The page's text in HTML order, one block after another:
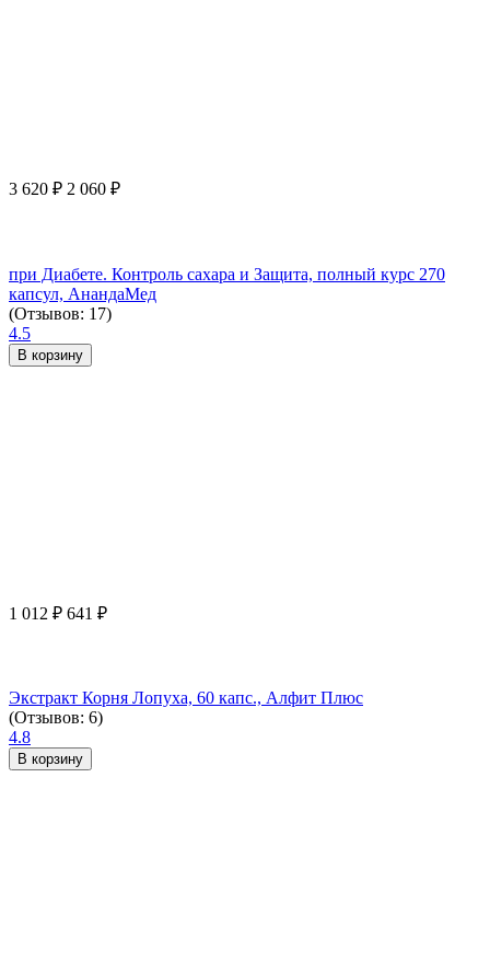
3 620 ₽ 2 060 ₽
при Диабете. Контроль сахара и Защита, полный курс 270
капсул, АнандаМед
(Отзывов: 17)
4.5
В корзину
1 012 ₽ 641 ₽
Экстракт Корня Лопуха, 60 капс., Алфит Плюс
(Отзывов: 6)
4.8
В корзину